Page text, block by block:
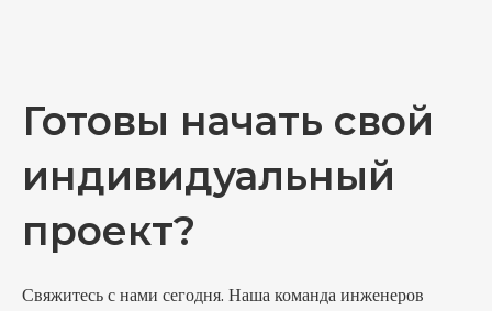
Готовы начать свой
индивидуальный
проект?
Свяжитесь с нами сегодня. Наша команда инженеров